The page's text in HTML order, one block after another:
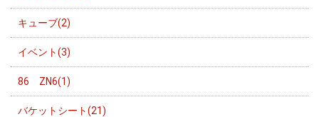
キューブ(2)
イベント(3)
86 ZN6(1)
バケットシート(21)